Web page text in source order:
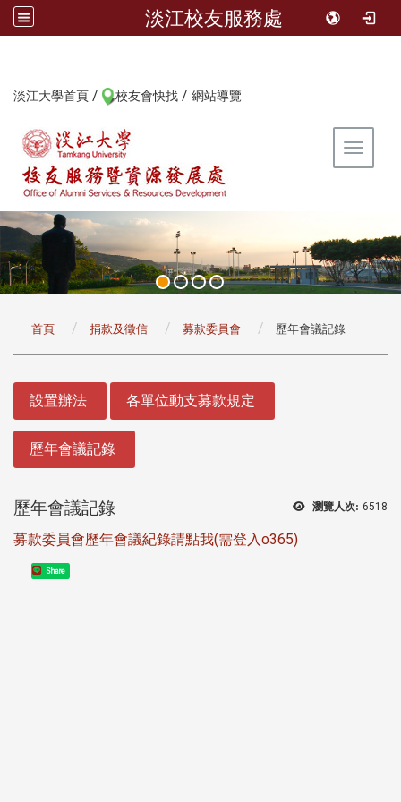
淡江校友服務處
淡江大學首頁 / 校友會快找 / 網站導覽
Toggle
首頁 捐款及徵信 募款委員會 歷年會議記錄
設置辦法 各單位動支募款規定
歷年會議記錄
瀏覽人次: 6518
歷年會議記錄
募款委員會歷年會議紀錄請點我(需登入o365)
Share